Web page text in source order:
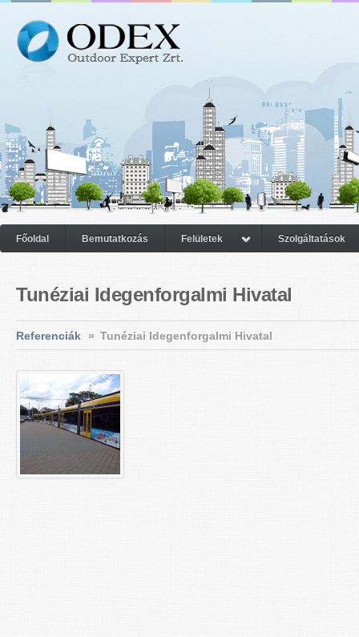
Főoldal Bemutatkozás Felületek Szolgáltatások
Tunéziai Idegenforgalmi Hivatal
Referenciák » Tunéziai Idegenforgalmi Hivatal